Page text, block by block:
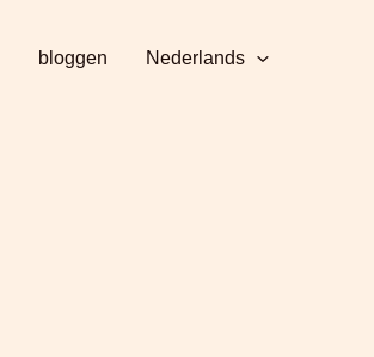
bloggen Nederlands